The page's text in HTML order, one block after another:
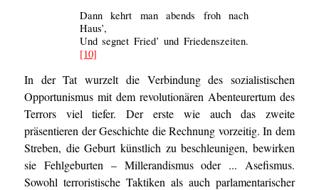
Dann kehrt man abends froh nach
Haus’,
Und segnet Fried’ und Friedenszeiten.
[10]
In der Tat wurzelt die Verbindung des sozialistischen
Opportunismus mit dem revolutionären Abenteurertum des
Terrors viel tiefer. Der erste wie auch das zweite
präsentieren der Geschichte die Rechnung vorzeitig. In dem
Streben, die Geburt künstlich zu beschleunigen, bewirken
sie Fehlgeburten – Millerandismus oder ... Asefismus.
Sowohl terroristische Taktiken als auch parlamentarischer